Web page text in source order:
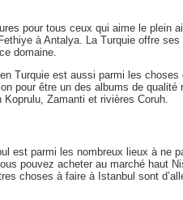
pour tous ceux qui aime le plein
à Antalya. La Turquie offre
domaine.
Turquie est aussi parmi les
pour être un des albums de qualité
Zamanti et rivières Coruh.
est parmi les nombreux lieux à ne
pouvez acheter au marché haut
choses à faire à Istanbul sont